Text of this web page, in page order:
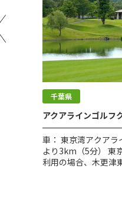
千葉県
アクアラインゴルフ
車： 東京湾アクアラ
より3km（5分） 東
利用の場合、木更津